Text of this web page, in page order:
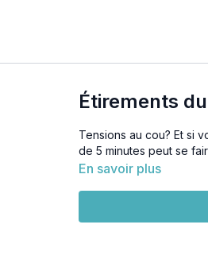
Étirements
Tensions au cou? Et si
de 5 minutes peut se
En savoir plus